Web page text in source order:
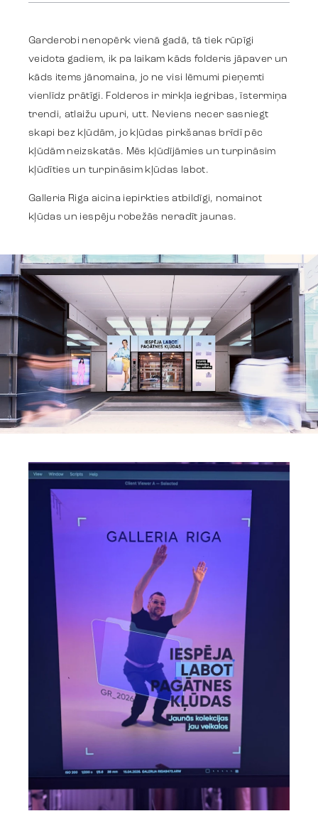
Strategy
Advertising
Identity
Team
Trends
Get in touch
Garderobi nenopērk vienā gadā, tā tiek rūpīgi
veidota gadiem, ik pa laikam kāds folderis jāpaver un
kāds items jānomaina, jo ne visi lēmumi pieņemti
vienlīdz prātīgi. Folderos ir mirkļa iegribas, īstermiņa
trendi, atlaižu upuri, utt. Neviens necer sasniegt
skapi bez kļūdām, jo kļūdas pirkšanas brīdī pēc
kļūdām neizskatās. Mēs kļūdījāmies un turpināsim
kļūdīties un turpināsim kļūdas labot.
Galleria Riga aicina iepirkties atbildīgi, nomainot
kļūdas un iespēju robežās neradīt jaunas.